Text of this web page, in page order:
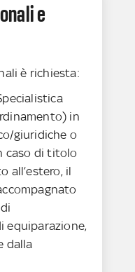
e
è richiesta:
in
giuridiche o
caso di titolo
all’estero, il
equiparazione,
dalla